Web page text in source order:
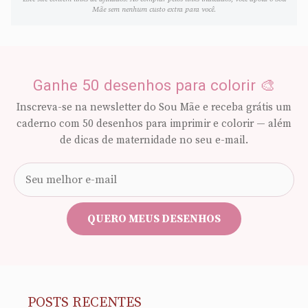
Mãe sem nenhum custo extra para você.
Ganhe 50 desenhos para colorir 🎨
Inscreva-se na newsletter do Sou Mãe e receba grátis um
caderno com 50 desenhos para imprimir e colorir — além
de dicas de maternidade no seu e-mail.
e-
mail
QUERO MEUS DESENHOS
POSTS RECENTES